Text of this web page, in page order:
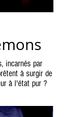
incarnés par
à surgir de
à l'état pur ?